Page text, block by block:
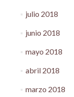
julio 2018
junio 2018
mayo 2018
abril 2018
marzo 2018